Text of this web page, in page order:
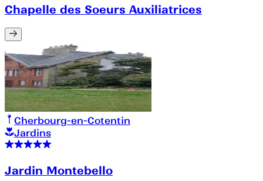
Chapelle des Soeurs Auxiliatrices
Cherbourg-en-Cotentin
Jardins
Jardin Montebello